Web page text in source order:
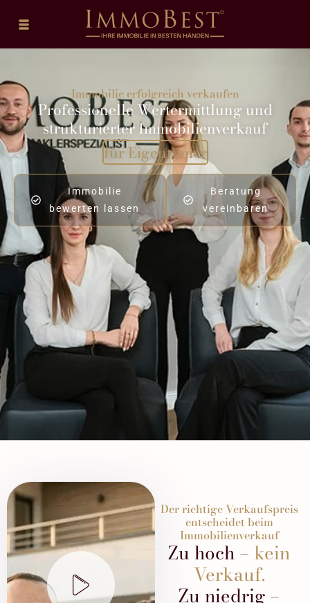
Immobilie erfolgreich verkaufen
Professionelle Wertermittlung und
strukturierter Immobilienverkauf
für Eigentümer
Immobilie
bewerten lassen
Beratung
vereinbaren
Der richtige Verkaufspreis
entscheidet beim
Immobilienverkauf
Zu hoch – kein
Verkauf.
Zu niedrig –